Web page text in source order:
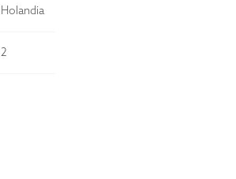
Holandia
2